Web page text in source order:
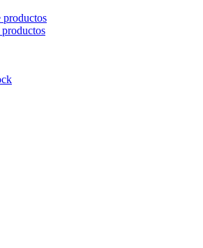
productos